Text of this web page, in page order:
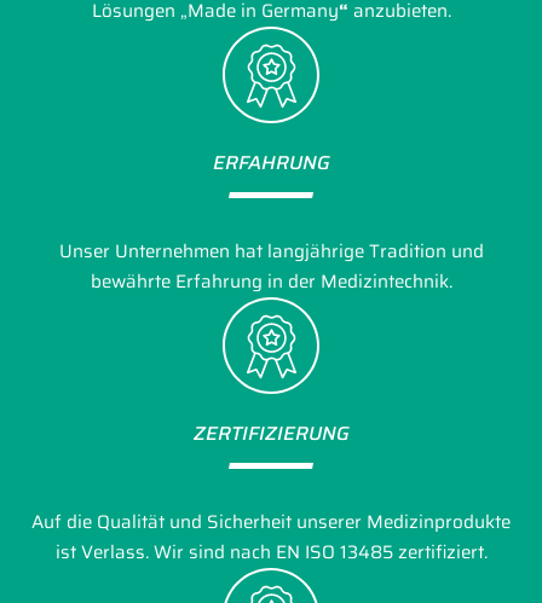
Lösungen „Made in Germany“ anzubieten.
ERFAHRUNG
Unser Unternehmen hat langjährige Tradition und
bewährte Erfahrung in der Medizintechnik.
ZERTIFIZIERUNG
Auf die Qualität und Sicherheit unserer Medizinprodukte
ist Verlass. Wir sind nach EN ISO 13485 zertifiziert.